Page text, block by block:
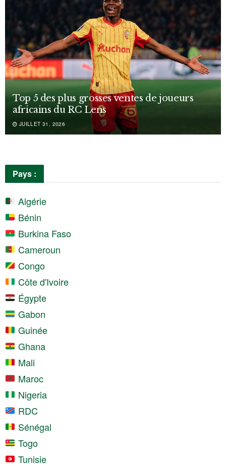
Top 5 des plus grosses ventes de joueurs
africains du RC Lens
JUILLET 31, 2026
Pays :
Algérie
Bénin
Burkina Faso
Cameroun
Congo
Côte d'Ivoire
Égypte
Gabon
Guinée
Ghana
Mali
Maroc
Nigeria
RDC
Sénégal
Togo
Tunisie